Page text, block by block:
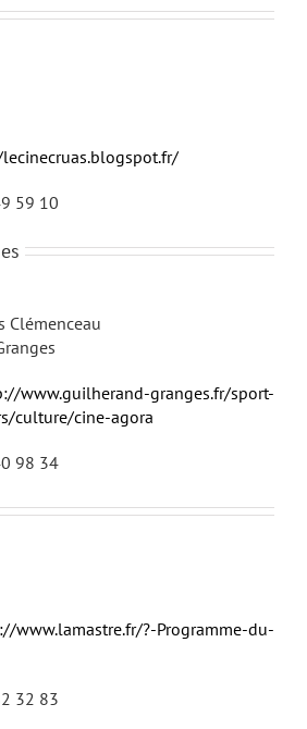
59 10
Clémenceau
www.guilherand-granges.fr/sport-
culture/cine-agora
98 34
www.lamastre.fr/?-Programme-du-
32 83